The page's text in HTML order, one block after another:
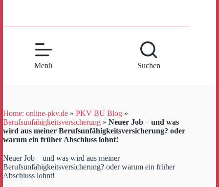
Menü Suchen
Home: online-pkv.de » PKV BU Blog »
Berufsunfähigkeitsversicherung » Neuer Job – und was
wird aus meiner Berufsunfähigkeitsversicherung? oder
warum ein früher Abschluss lohnt!
Neuer Job – und was wird aus meiner
Berufsunfähigkeitsversicherung? oder warum ein früher
Abschluss lohnt!